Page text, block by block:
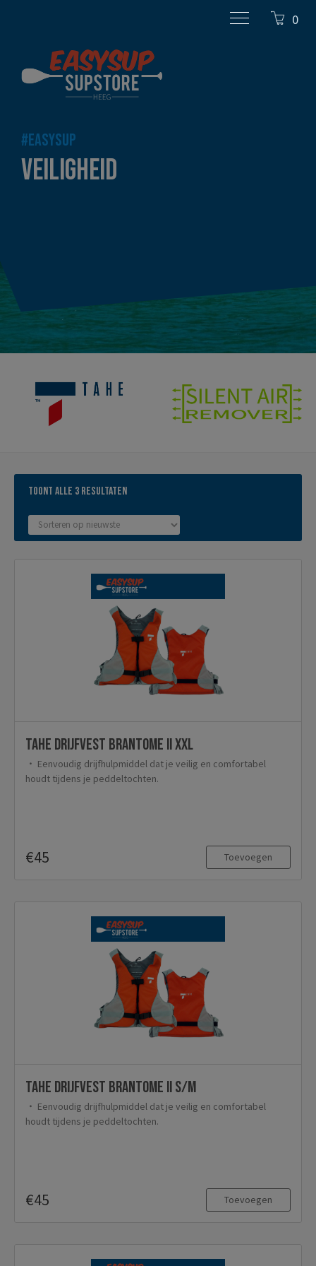
#EASYSUP
VEILIGHEID
0
Toont alle 3 resultatenGesorteerd
TAHE Drijfvest Brantome II XXL
Eenvoudig drijfhulpmiddel dat je veilig en comfortabel
houdt tijdens je peddeltochten.
€45 Toevoegen
TAHE Drijfvest Brantome II S/M
Eenvoudig drijfhulpmiddel dat je veilig en comfortabel
houdt tijdens je peddeltochten.
€45 Toevoegen